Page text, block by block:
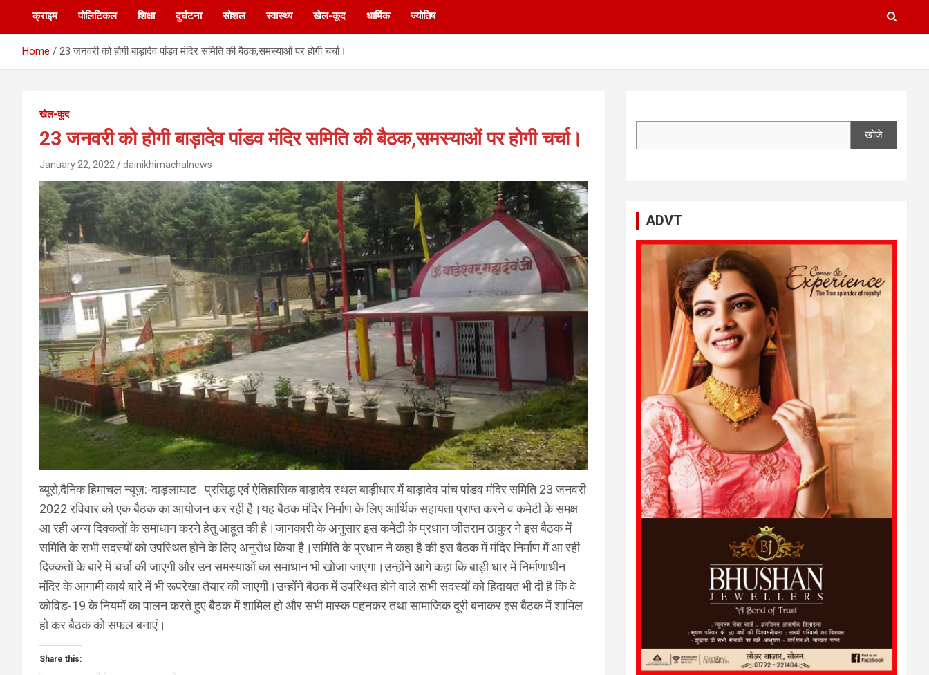
क्राइम पोलिटिकल शिक्षा दुर्घटना सोशल स्वास्थ्य खेल-कूद धार्मिक ज्योतिष
Home 23 जनवरी को होगी बाड़ादेव पांडव मंदिर समिति की बैठक,समस्याओं पर होगी चर्चा।
खेल-कूद
23 जनवरी को होगी बाड़ादेव पांडव मंदिर समिति की बैठक,समस्याओं पर होगी चर्चा।
January 22, 2022 dainikhimachalnews
ब्यूरो,दैनिक हिमाचल न्यूज़:-दाड़लाघाट प्रसिद्ध एवं ऐतिहासिक बाड़ादेव स्थल बाड़ीधार में बाड़ादेव पांच पांडव मंदिर समिति 23 जनवरी
2022 रविवार को एक बैठक का आयोजन कर रही है।यह बैठक मंदिर निर्माण के लिए आर्थिक सहायता प्राप्त करने व कमेटी के समक्ष
आ रही अन्य दिक्कतों के समाधान करने हेतु आहूत की है।जानकारी के अनुसार इस कमेटी के प्रधान जीतराम ठाकुर ने इस बैठक में
समिति के सभी सदस्यों को उपस्थित होने के लिए अनुरोध किया है।समिति के प्रधान ने कहा है की इस बैठक में मंदिर निर्माण में आ रही
दिक्कतों के बारे में चर्चा की जाएगी और उन समस्याओं का समाधान भी खोजा जाएगा।उन्होंने आगे कहा कि बाड़ी धार में निर्माणाधीन
मंदिर के आगामी कार्य बारे में भी रूपरेखा तैयार की जाएगी।उन्होंने बैठक में उपस्थित होने वाले सभी सदस्यों को हिदायत भी दी है कि वे
कोविड-19 के नियमों का पालन करते हुए बैठक में शामिल हो और सभी मास्क पहनकर तथा सामाजिक दूरी बनाकर इस बैठक में शामिल
हो कर बैठक को सफल बनाएं।
Share this:
खोजे
ADVT